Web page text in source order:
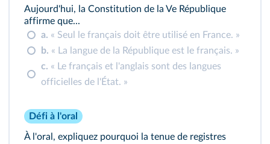
Aujourd'hui, la Constitution de la Ve République
affirme que...
a. « Seul le français doit être utilisé en France. »
b. « La langue de la République est le français. »
c. « Le français et l'anglais sont des langues
officielles de l'État. »
Défi à l'oral
À l'oral, expliquez pourquoi la tenue de registres